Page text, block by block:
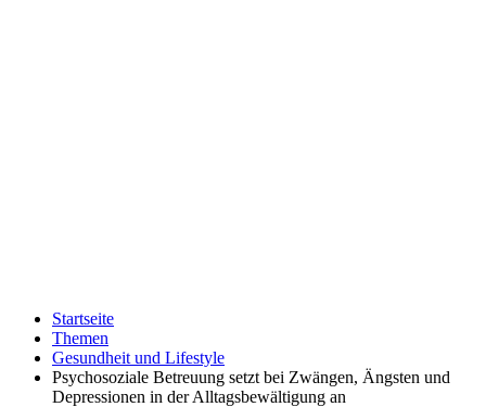
Startseite
Themen
Gesundheit und Lifestyle
Psychosoziale Betreuung setzt bei Zwängen, Ängsten und
Depressionen in der Alltagsbewältigung an